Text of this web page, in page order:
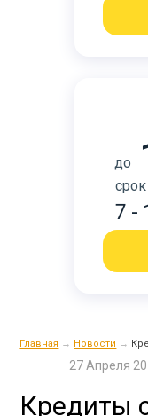
до
7 -
Главная → Новости →
27 Апреля
Кредиты